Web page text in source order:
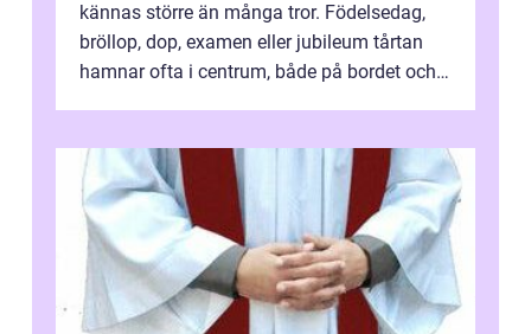
kännas större än många tror. Födelsedag,
bröllop, dop, examen eller jubileum tårtan
hamnar ofta i centrum, både på bordet och i